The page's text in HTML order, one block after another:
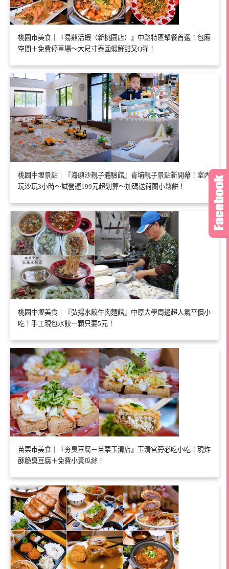
桃園市美食｜『易鼎活蝦（新桃園店）』中路特區聚餐首選！包廂
空間＋免費停車場～大尺寸泰國蝦鮮甜又Q彈！
桃園中壢景點｜『海嶼沙親子體驗館』青埔親子景點新開幕！室內
玩沙玩3小時～試營運199元超划算～加碼送荷蘭小鬆餅！
桃園中壢美食｜『弘揚水餃牛肉麵館』中原大學周邊超人氣平價小
吃！手工現包水餃一顆只要5元！
苗栗市美食｜『夯臭豆腐－苗栗玉清店』玉清宮旁必吃小吃！現炸
酥脆臭豆腐＋免費小黃瓜絲！